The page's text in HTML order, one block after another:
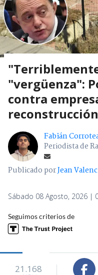
"vergüenza":
contra
Fabián
Periodista de
Publicado porJean
Sábado 08 Agosto, 2026 |
Seguimos criterios de
21.168